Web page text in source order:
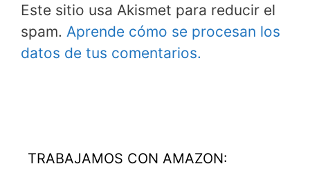
Este sitio usa Akismet para reducir el
spam. Aprende cómo se procesan los
datos de tus comentarios.
TRABAJAMOS CON AMAZON: